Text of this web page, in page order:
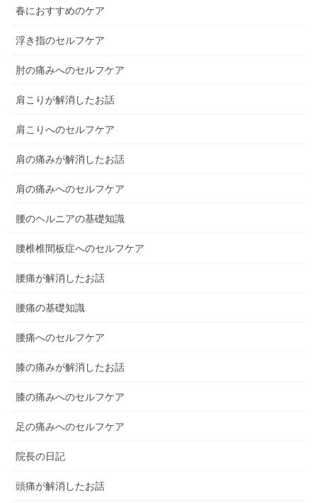
春におすすめのケア
浮き指のセルフケア
肘の痛みへのセルフケア
肩こりが解消したお話
肩こりへのセルフケア
肩の痛みが解消したお話
肩の痛みへのセルフケア
腰のヘルニアの基礎知識
腰椎椎間板症へのセルフケア
腰痛が解消したお話
腰痛の基礎知識
腰痛へのセルフケア
膝の痛みが解消したお話
膝の痛みへのセルフケア
足の痛みへのセルフケア
院長の日記
頭痛が解消したお話